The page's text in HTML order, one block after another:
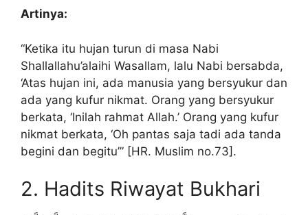
Artinya:
“Ketika itu hujan turun di masa Nabi
Shallallahu’alaihi Wasallam, lalu Nabi bersabda,
‘Atas hujan ini, ada manusia yang bersyukur dan
ada yang kufur nikmat. Orang yang bersyukur
berkata, ‘Inilah rahmat Allah.’ Orang yang kufur
nikmat berkata, ‘Oh pantas saja tadi ada tanda
begini dan begitu’” [HR. Muslim no.73].
2. Hadits Riwayat Bukhari